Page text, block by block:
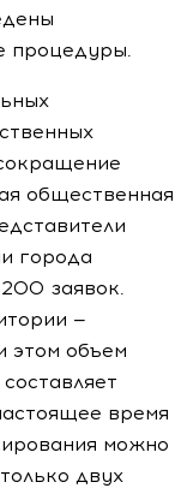
процедуры.
общественная
города
заявок.
—
этом объем
время
можно
двух